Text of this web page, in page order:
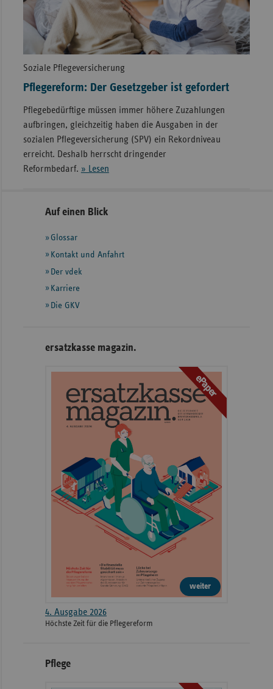
Soziale Pflegeversicherung
Pflegereform: Der Gesetzgeber ist gefordert
Pflegebedürftige müssen immer höhere Zuzahlungen
aufbringen, gleichzeitig haben die Ausgaben in der
sozialen Pflegeversicherung (SPV) ein Rekordniveau
erreicht. Deshalb herrscht dringender
Reformbedarf. » Lesen
Seitennavigation
Seitenleiste
weiteren
Informationen
Auf einen Blick
Glossar
Kontakt und Anfahrt
Der vdek
Karriere
Die GKV
ersatzkasse magazin.
ePaper
weiter
4. Ausgabe 2026
Höchste Zeit für die Pflegereform
Pflege